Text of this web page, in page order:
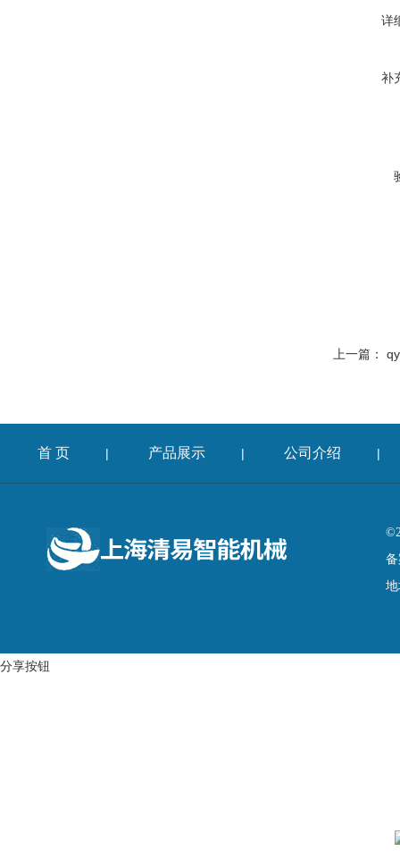
详
补
上一篇：
首 页 | 产品展示 | 公司介绍 |
备
分享按钮